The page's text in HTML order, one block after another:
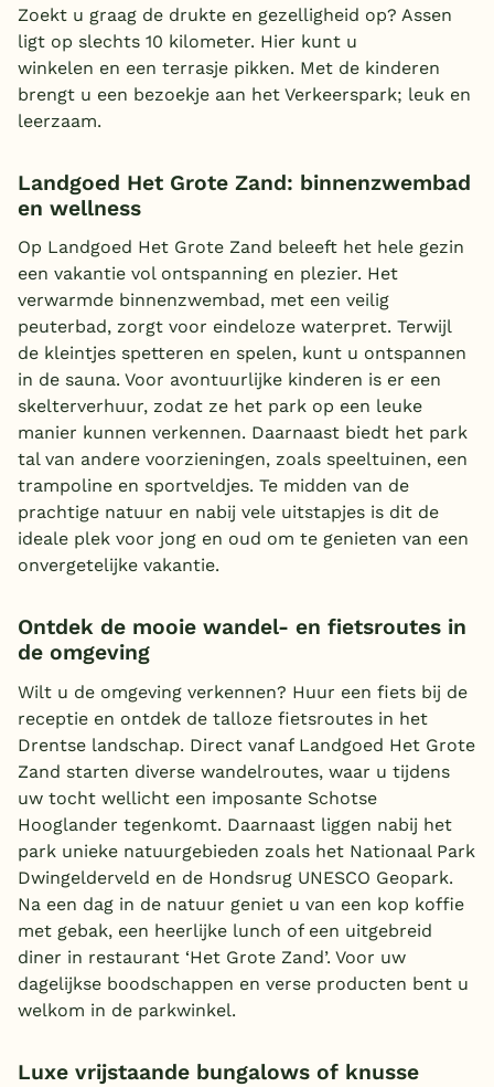
Zoekt u graag de drukte en gezelligheid op? Assen
ligt op slechts 10 kilometer. Hier kunt u
winkelen en een terrasje pikken. Met de kinderen
brengt u een bezoekje aan het Verkeerspark; leuk en
leerzaam.
Landgoed Het Grote Zand: binnenzwembad
en wellness
Op Landgoed Het Grote Zand beleeft het hele gezin
een vakantie vol ontspanning en plezier. Het
verwarmde binnenzwembad, met een veilig
peuterbad, zorgt voor eindeloze waterpret. Terwijl
de kleintjes spetteren en spelen, kunt u ontspannen
in de sauna. Voor avontuurlijke kinderen is er een
skelterverhuur, zodat ze het park op een leuke
manier kunnen verkennen. Daarnaast biedt het park
tal van andere voorzieningen, zoals speeltuinen, een
trampoline en sportveldjes. Te midden van de
prachtige natuur en nabij vele uitstapjes is dit de
ideale plek voor jong en oud om te genieten van een
onvergetelijke vakantie.
Ontdek de mooie wandel- en fietsroutes in
de omgeving
Wilt u de omgeving verkennen? Huur een fiets bij de
receptie en ontdek de talloze fietsroutes in het
Drentse landschap. Direct vanaf Landgoed Het Grote
Zand starten diverse wandelroutes, waar u tijdens
uw tocht wellicht een imposante Schotse
Hooglander tegenkomt. Daarnaast liggen nabij het
park unieke natuurgebieden zoals het Nationaal Park
Dwingelderveld en de Hondsrug UNESCO Geopark.
Na een dag in de natuur geniet u van een kop koffie
met gebak, een heerlijke lunch of een uitgebreid
diner in restaurant ‘Het Grote Zand’. Voor uw
dagelijkse boodschappen en verse producten bent u
welkom in de parkwinkel.
Luxe vrijstaande bungalows of knusse